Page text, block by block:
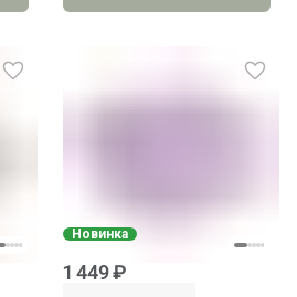
Новинка
1 449 ₽